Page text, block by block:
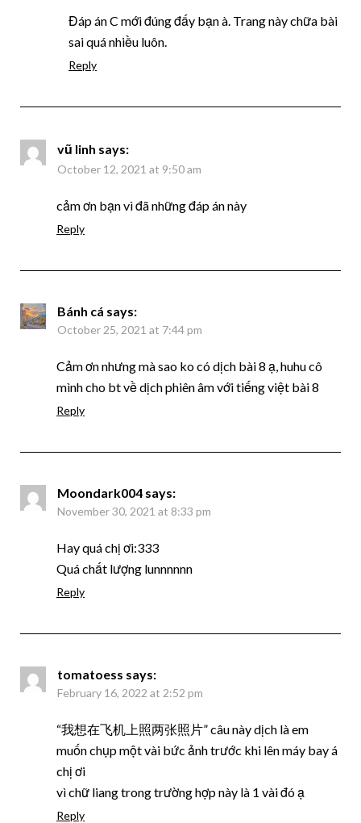
Đáp án C mới đúng đấy bạn à. Trang này chữa bài
sai quá nhiều luôn.
Reply
vũ linh says:
October 12, 2021 at 9:50 am
cảm ơn bạn vì đã những đáp án này
Reply
Bánh cá says:
October 25, 2021 at 7:44 pm
Cảm ơn nhưng mà sao ko có dịch bài 8 ạ, huhu cô
mình cho bt về dịch phiên âm với tiếng việt bài 8
Reply
Moondark004 says:
November 30, 2021 at 8:33 pm
Hay quá chị ơi:333
Quá chất lượng lunnnnnn
Reply
tomatoess says:
February 16, 2022 at 2:52 pm
“我想在飞机上照两张照片” câu này dịch là em
muốn chụp một vài bức ảnh trước khi lên máy bay á
chị ơi
vì chữ liang trong trường hợp này là 1 vài đó ạ
Reply